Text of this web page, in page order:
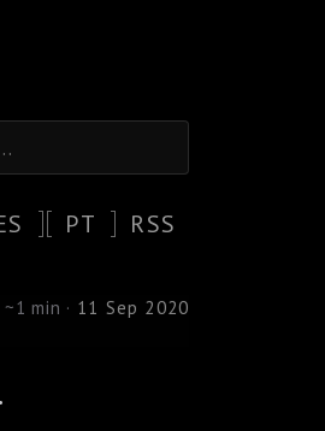
PT RSS
~1 min · 11 Sep 2020